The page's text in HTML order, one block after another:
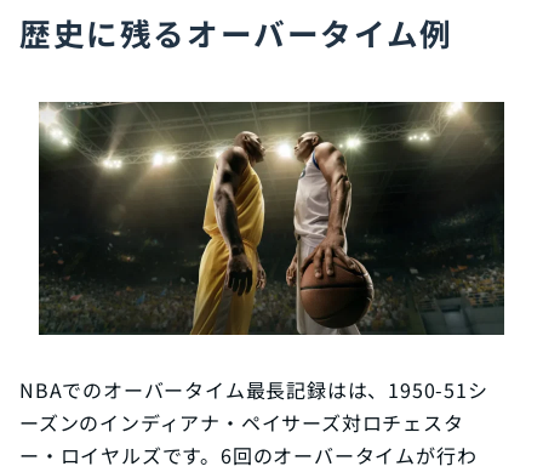
歴史に残るオーバータイム例
NBAでのオーバータイム最長記録はは、1950-51シ
ーズンのインディアナ・ペイサーズ対ロチェスタ
ー・ロイヤルズです。6回のオーバータイムが行わ